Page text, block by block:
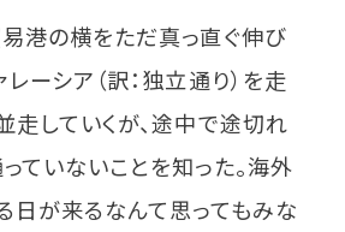
港の横をただ真っ直ぐ伸び
ーシア（訳：独立通り）を走
走していくが、途中で途切れ
ていないことを知った。海外
日が来るなんて思ってもみな